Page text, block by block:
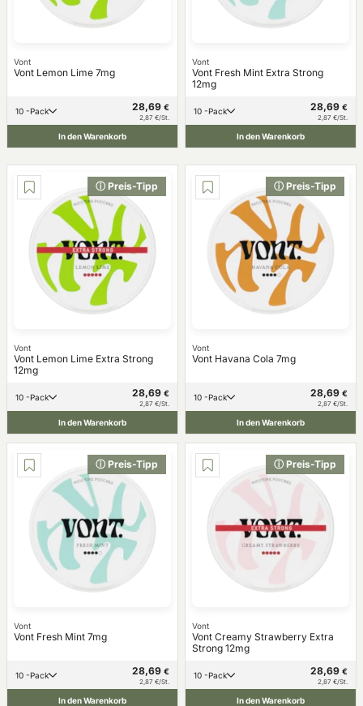
Vont
Vont Lemon Lime 7mg
10 -Pack 28,69 €
2,87 €/St.
In den Warenkorb
Vont
Vont Fresh Mint Extra Strong
12mg
10 -Pack 28,69 €
2,87 €/St.
In den Warenkorb
ⓘ Preis-Tipp
Vont
Vont Lemon Lime Extra Strong
12mg
10 -Pack 28,69 €
2,87 €/St.
In den Warenkorb
ⓘ Preis-Tipp
Vont
Vont Havana Cola 7mg
10 -Pack 28,69 €
2,87 €/St.
In den Warenkorb
ⓘ Preis-Tipp
Vont
Vont Fresh Mint 7mg
10 -Pack 28,69 €
2,87 €/St.
In den Warenkorb
ⓘ Preis-Tipp
Vont
Vont Creamy Strawberry Extra
Strong 12mg
10 -Pack 28,69 €
2,87 €/St.
In den Warenkorb